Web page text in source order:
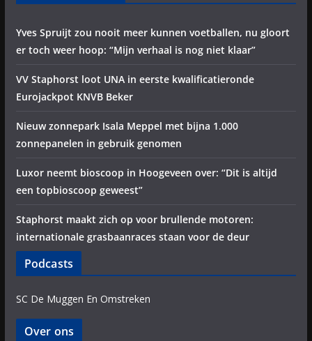
Yves Spruijt zou nooit meer kunnen voetballen, nu gloort
er toch weer hoop: “Mijn verhaal is nog niet klaar”
VV Staphorst loot UNA in eerste kwalificatieronde
Eurojackpot KNVB Beker
Nieuw zonnepark Isala Meppel met bijna 1.000
zonnepanelen in gebruik genomen
Luxor neemt bioscoop in Hoogeveen over: “Dit is altijd
een topbioscoop geweest”
Staphorst maakt zich op voor brullende motoren:
internationale grasbaanraces staan voor de deur
Podcasts
SC De Muggen En Omstreken
Over ons